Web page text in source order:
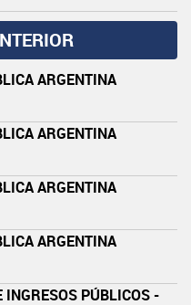
ARGENTINA
ARGENTINA
ARGENTINA
ARGENTINA
INGRESOS PÚBLICOS -